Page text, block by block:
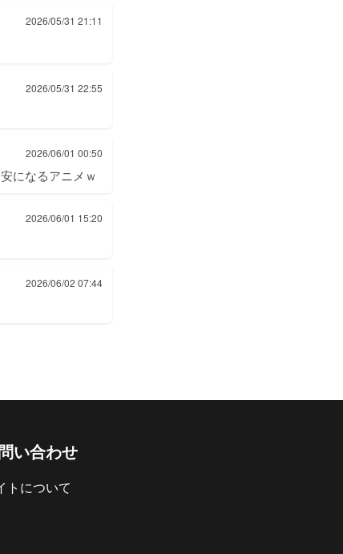
2026/05/31 21:11
2026/05/31 22:55
2026/06/01 00:50
になるアニメｗ
2026/06/01 15:20
2026/06/02 07:44
い合わせ
トについて